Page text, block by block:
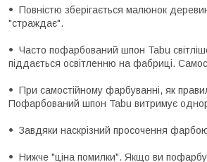
Повністю зберігається малюнок
"страждає".
Часто пофарбований шпон Tabu
піддається освітленню на фабриці.
При самостійному фарбуванні, як
Пофарбований шпон Tabu витримує
Завдяки наскрізний просочення
Нижче "ціна помилки". Якщо ви